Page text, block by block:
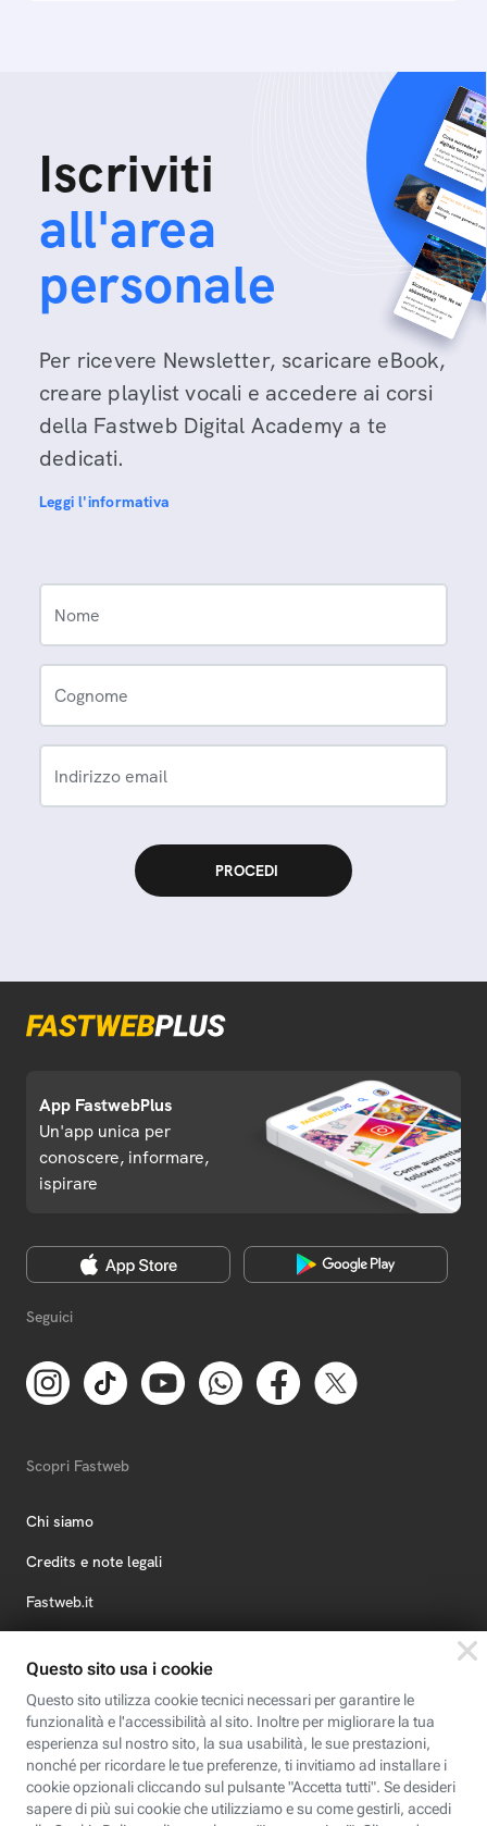
Iscriviti
all'area
personale
Per ricevere Newsletter, scaricare eBook,
creare playlist vocali e accedere ai corsi
della Fastweb Digital Academy a te
dedicati.
Leggi l'informativa
Nome
Cognome
Indirizzo email
App FastwebPlus
Un'app unica per
conoscere, informare,
ispirare
Seguici
Scopri Fastweb
Chi siamo
Credits e note legali
Fastweb.it
Fastweb Digital Academy
STEP FuturAbility District